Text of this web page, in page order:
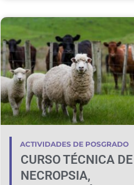
ACTIVIDADES DE POSGRADO
CURSO TÉCNICA DE
NECROPSIA,